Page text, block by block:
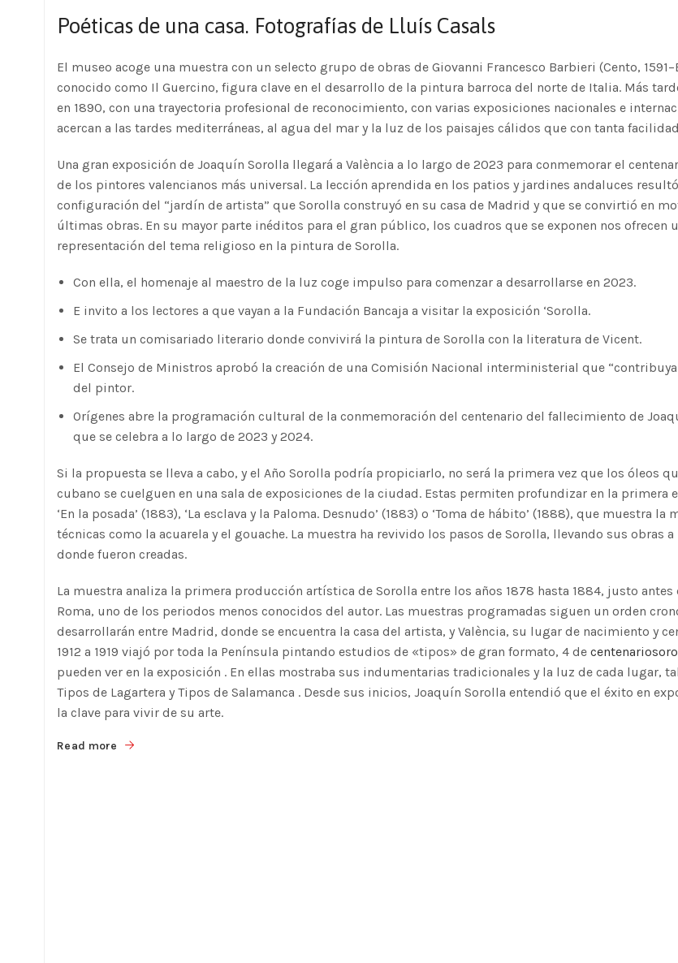
Poéticas de una casa. Fotografías de Lluís Casals
El museo acoge una muestra con un selecto grupo de obras de Giovanni Francesco Barbieri (Cento,
conocido como Il Guercino, figura clave en el desarrollo de la pintura barroca del norte de Italia. Más
en 1890, con una trayectoria profesional de reconocimiento, con varias exposiciones nacionales e
acercan a las tardes mediterráneas, al agua del mar y la luz de los paisajes cálidos que con tanta
Una gran exposición de Joaquín Sorolla llegará a València a lo largo de 2023 para conmemorar el
de los pintores valencianos más universal. La lección aprendida en los patios y jardines andaluces
configuración del “jardín de artista” que Sorolla construyó en su casa de Madrid y que se convirtió en
últimas obras. En su mayor parte inéditos para el gran público, los cuadros que se exponen nos ofrecen
representación del tema religioso en la pintura de Sorolla.
Con ella, el homenaje al maestro de la luz coge impulso para comenzar a desarrollarse en 2023.
E invito a los lectores a que vayan a la Fundación Bancaja a visitar la exposición ‘Sorolla.
Se trata un comisariado literario donde convivirá la pintura de Sorolla con la literatura de Vicent.
El Consejo de Ministros aprobó la creación de una Comisión Nacional interministerial que
del pintor.
Orígenes abre la programación cultural de la conmemoración del centenario del fallecimiento de
que se celebra a lo largo de 2023 y 2024.
Si la propuesta se lleva a cabo, y el Año Sorolla podría propiciarlo, no será la primera vez que los óleos
cubano se cuelguen en una sala de exposiciones de la ciudad. Estas permiten profundizar en la primera
‘En la posada’ (1883), ‘La esclava y la Paloma. Desnudo’ (1883) o ‘Toma de hábito’ (1888), que muestra
técnicas como la acuarela y el gouache. La muestra ha revivido los pasos de Sorolla, llevando sus obras
donde fueron creadas.
La muestra analiza la primera producción artística de Sorolla entre los años 1878 hasta 1884, justo antes
Roma, uno de los periodos menos conocidos del autor. Las muestras programadas siguen un orden
desarrollarán entre Madrid, donde se encuentra la casa del artista, y València, su lugar de nacimiento y
1912 a 1919 viajó por toda la Península pintando estudios de «tipos» de gran formato, 4 de
pueden ver en la exposición . En ellas mostraba sus indumentarias tradicionales y la luz de cada lugar,
Tipos de Lagartera y Tipos de Salamanca . Desde sus inicios, Joaquín Sorolla entendió que el éxito en
la clave para vivir de su arte.
Read more